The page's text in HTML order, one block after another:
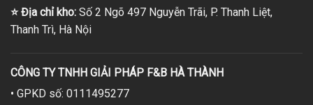
⭐Địa chỉ kho: Số 2 Ngõ 497 Nguyễn Trãi, P. Thanh Liệt,
Thanh Trì, Hà Nội
CÔNG TY TNHH GIẢI PHÁP F&B HÀ THÀNH
• GPKD số: 0111495277